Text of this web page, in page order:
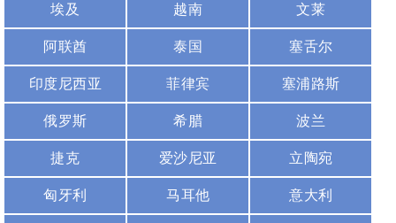
埃及 越南 文莱
阿联酋 泰国 塞舌尔
印度尼西亚 菲律宾 塞浦路斯
俄罗斯 希腊 波兰
捷克 爱沙尼亚 立陶宛
匈牙利 马耳他 意大利